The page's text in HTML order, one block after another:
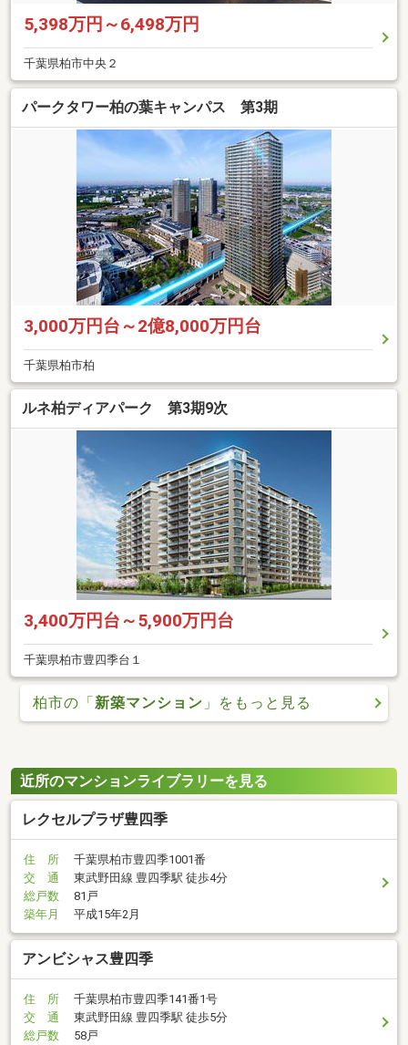
5,398万円～6,498万円
千葉県柏市中央２
パークタワー柏の葉キャンパス 第3期
3,000万円台～2億8,000万円台
千葉県柏市柏
ルネ柏ディアパーク 第3期9次
3,400万円台～5,900万円台
千葉県柏市豊四季台１
柏市の「新築マンション 」をもっと見る
近所のマンションライブラリーを見る
レクセルプラザ豊四季
住 所
千葉県柏市豊四季1001番
交 通
東武野田線 豊四季駅 徒歩4分
総戸数
81戸
築年月
平成15年2月
アンビシャス豊四季
住 所
千葉県柏市豊四季141番1号
交 通
東武野田線 豊四季駅 徒歩5分
総戸数
58戸